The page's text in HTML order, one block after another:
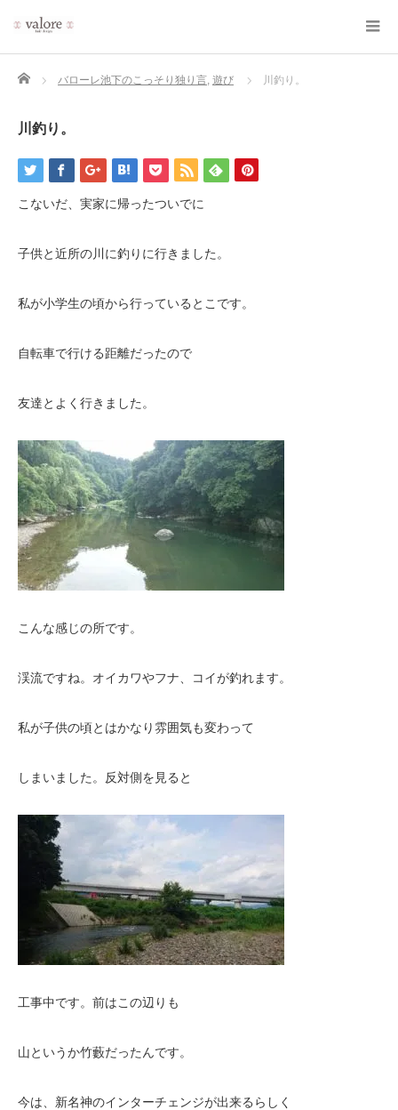
Home バローレ池下のこっそり独り言, 遊び 川釣り。
川釣り。
こないだ、実家に帰ったついでに
子供と近所の川に釣りに行きました。
私が小学生の頃から行っているとこです。
自転車で行ける距離だったので
友達とよく行きました。
こんな感じの所です。
渓流ですね。オイカワやフナ、コイが釣れます。
私が子供の頃とはかなり雰囲気も変わって
しまいました。反対側を見ると
工事中です。前はこの辺りも
山というか竹藪だったんです。
今は、新名神のインターチェンジが出来るらしく